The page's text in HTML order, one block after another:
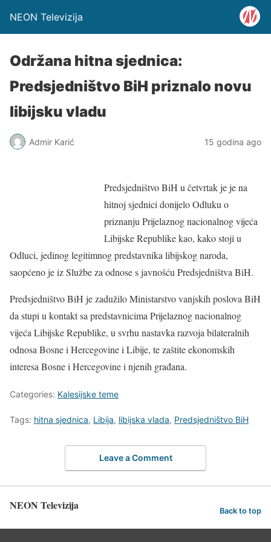
NEON Televizija
Održana hitna sjednica:
Predsjedništvo BiH priznalo novu
libijsku vladu
Admir Karić 15 godina ago
Predsjedništvo BiH u četvrtak je je na
hitnoj sjednici donijelo Odluku o
priznanju Prijelaznog nacionalnog vijeća
Libijske Republike kao, kako stoji u
Odluci, jedinog legitimnog predstavnika libijskog naroda,
saopćeno je iz Službe za odnose s javnošću Predsjedništva BiH.
Predsjedništvo BiH je zadužilo Ministarstvo vanjskih poslova BiH
da stupi u kontakt sa predstavnicima Prijelaznog nacionalnog
vijeća Libijske Republike, u svrhu nastavka razvoja bilateralnih
odnosa Bosne i Hercegovine i Libije, te zaštite ekonomskih
interesa Bosne i Hercegovine i njenih građana.
Categories: Kalesijske teme
Tags: hitna sjednica, Libija, libijska vlada, Predsjedništvo BiH
Leave a Comment
NEON Televizija Back to top